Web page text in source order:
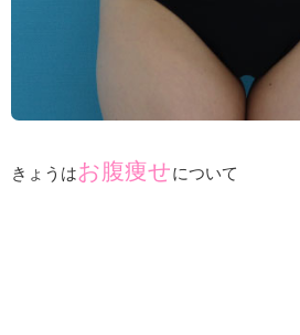
きょうはお腹痩せについて